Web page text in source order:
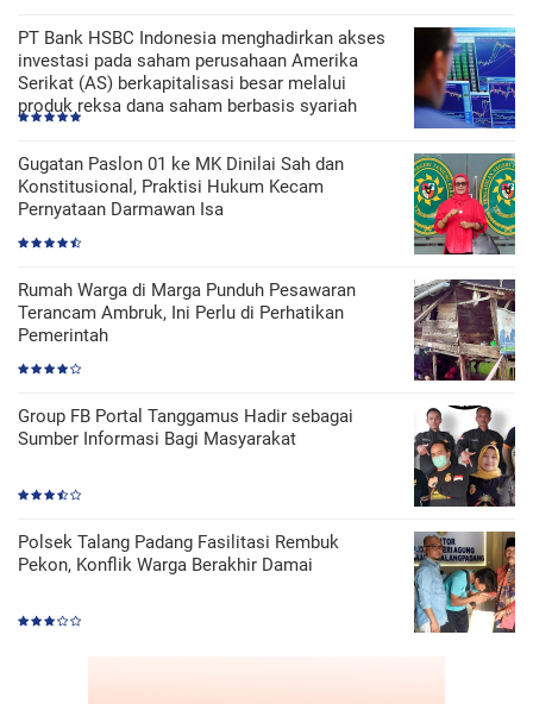
PT Bank HSBC Indonesia menghadirkan akses
investasi pada saham perusahaan Amerika
Serikat (AS) berkapitalisasi besar melalui
produk reksa dana saham berbasis syariah
Gugatan Paslon 01 ke MK Dinilai Sah dan
Konstitusional, Praktisi Hukum Kecam
Pernyataan Darmawan Isa
Rumah Warga di Marga Punduh Pesawaran
Terancam Ambruk, Ini Perlu di Perhatikan
Pemerintah
Group FB Portal Tanggamus Hadir sebagai
Sumber Informasi Bagi Masyarakat
Polsek Talang Padang Fasilitasi Rembuk
Pekon, Konflik Warga Berakhir Damai